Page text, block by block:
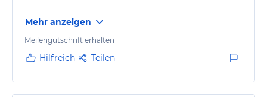
Mehr anzeigen
Meilengutschrift erhalten
Hilfreich Teilen